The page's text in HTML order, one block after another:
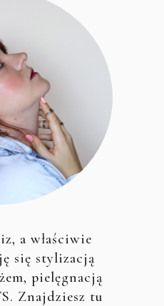
a właściwie
się stylizacją
pielęgnacją
Znajdziesz tu